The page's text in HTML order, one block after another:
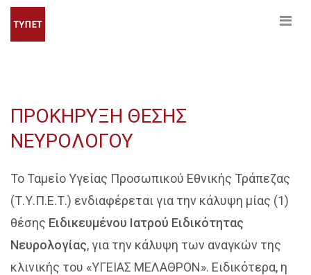
ΠΡΟΚΗΡΥΞΗ ΘΕΣΗΣ
ΝΕΥΡΟΛΟΓΟΥ
Το Ταμείο Υγείας Προσωπικού Εθνικής Τράπεζας
(Τ.Υ.Π.Ε.Τ.) ενδιαφέρεται για την κάλυψη μίας (1)
θέσης Ειδικευμένου Ιατρού Ειδικότητας
Νευρολογίας, για την κάλυψη των αναγκών της
κλινικής του «ΥΓΕΙΑΣ ΜΕΛΑΘΡΟΝ». Ειδικότερα, η